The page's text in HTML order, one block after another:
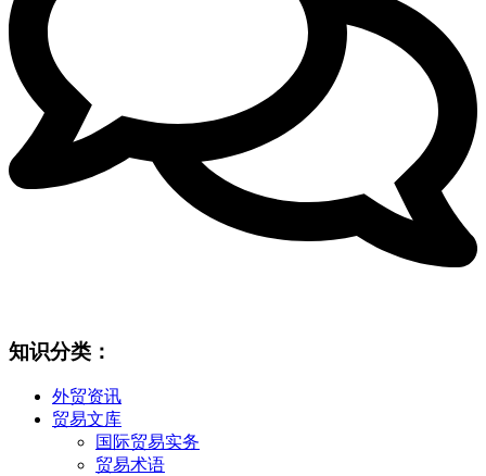
知识分类：
外贸资讯
贸易文库
国际贸易实务
贸易术语